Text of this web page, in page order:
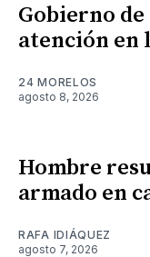
Gobierno
atención en
24 MORELOS
agosto 8, 2026
Hombre
armado en
RAFA IDIÁQUEZ
agosto 7, 2026